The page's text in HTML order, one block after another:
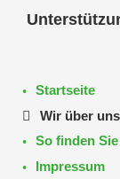
Startseite
Wir über uns
So finden
Impressum